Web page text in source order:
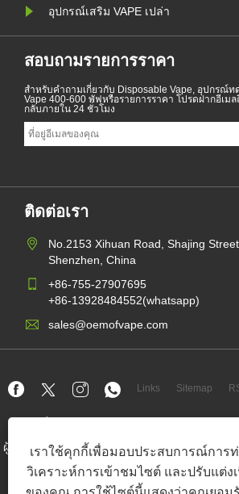
เราใช้คุกกี้เพื่อมอบประสบการณ์การ
วิเคราะห์การเข้าชมไซต์ และปรับแต่ง
อุปกรณ์เสริม VAPE เปล่า
สอบถามรายการราคา
สำหรับคำถามเกี่ยวกับ Disposable Vape, อุปกรณ์
Vape 400-600 พัฟหรือรายการราคา โปรดฝากอีเมล
กลับภายใน 24 ชั่วโมง
ติดต่อเรา
No.2153 Xihuan Road, Shajing
Shenzhen, China
+86-755-27907695
+86-13928484552(whatsapp)
sales@oemofvape.com
Links Sitemap
ลิขสิทธิ์© 2022 APLUS Precision
ผู้ผลิตคาร์ทริดจ์จีน, อุปกรณ์พ็อดทดแทน, vape ที่
OEM, บุหรี่อิเล็กทรอนิกส์
Nicotine Pouch Wholesaler, ผู้จำหน่ายกระเป๋